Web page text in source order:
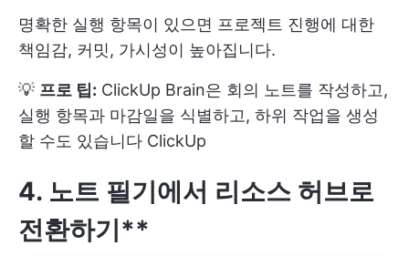
명확한 실행 항목이 있으면 프로젝트 진행에 대한
책임감, 커밋, 가시성이 높아집니다.
💡 프로 팁: ClickUp Brain은 회의 노트를 작성하고,
실행 항목과 마감일을 식별하고, 하위 작업을 생성
할 수도 있습니다 ClickUp
4. 노트 필기에서 리소스 허브로
전환하기**